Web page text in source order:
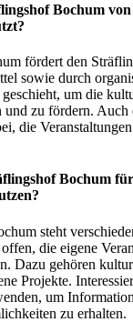
Bochum
fördert den
sowie durch
um die
und zu fördern. Auch
die
Bochum
steht
die eigene
Dazu gehören
Projekte.
um
zu erhalten.